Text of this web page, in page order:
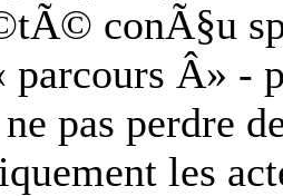
conÃ§u
parcours Â» -
pas perdre
les